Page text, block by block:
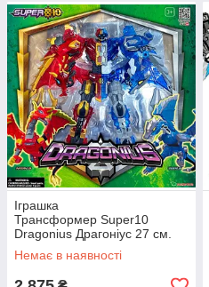
Іграшка
Трансформер Super10
Dragonius Драгоніус 27 см.
Робот дракон, 2 дракони
Інффернікус і Сіберрус
Немає в наявності